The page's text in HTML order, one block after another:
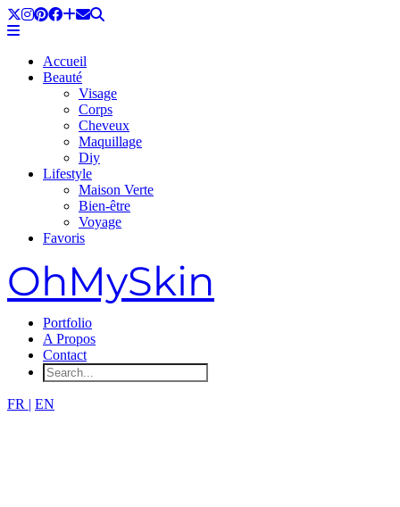
Accueil
Beauté
Visage
Corps
Cheveux
Maquillage
Diy
Lifestyle
Maison Verte
Bien-être
Voyage
Favoris
OhMySkin
Portfolio
A Propos
Contact
FR | EN